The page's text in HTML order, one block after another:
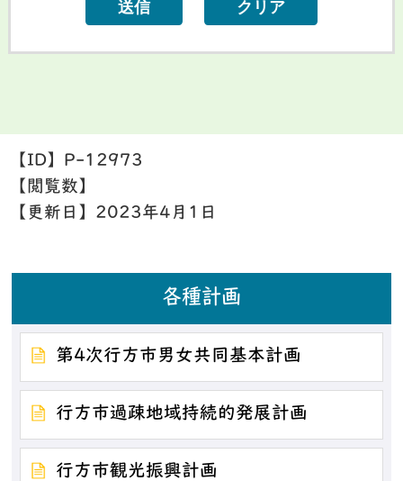
【ID】 P-12973
【閲覧数】
【更新日】 2023年4月1日
各種計画
第4次行方市男女共同基本計画
行方市過疎地域持続的発展計画
行方市観光振興計画